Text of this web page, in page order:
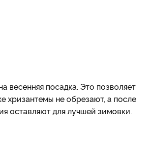
весенняя посадка. Это позволяет
хризантемы не обрезают, а после
оставляют для лучшей зимовки.